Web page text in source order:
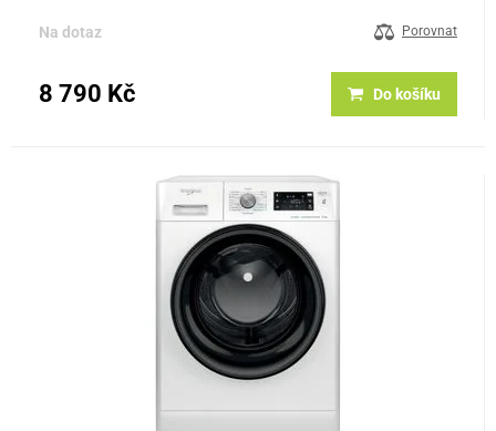
Na dotaz Porovnat
8 790 Kč Do košíku